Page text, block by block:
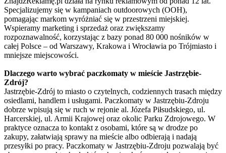
Specjalizujemy się w kampaniach outdoorowych (OOH),
pomagając markom wyróżniać się w przestrzeni miejskiej.
Wspieramy marketing i sprzedaż oraz zwiększamy
rozpoznawalność, korzystając z bazy ponad 80 000 nośników w
całej Polsce – od Warszawy, Krakowa i Wrocławia po Trójmiasto i
mniejsze miejscowości.
Dlaczego warto wybrać paczkomaty w mieście Jastrzębie-
Zdrój?
Jastrzębie-Zdrój to miasto o czytelnych, codziennych trasach między
osiedlami, handlem i usługami. Paczkomaty w Jastrzębiu-Zdroju
dobrze wpisują się w ruch w rejonie al. Józefa Piłsudskiego, ul.
Harcerskiej, ul. Armii Krajowej oraz okolic Parku Zdrojowego. W
praktyce oznacza to kontakt z osobami, które są w drodze po
zakupy, załatwiają sprawy na mieście albo odbierają i nadają
przesyłki po pracy. Paczkomaty w Jastrzębiu-Zdroju pozwalają być